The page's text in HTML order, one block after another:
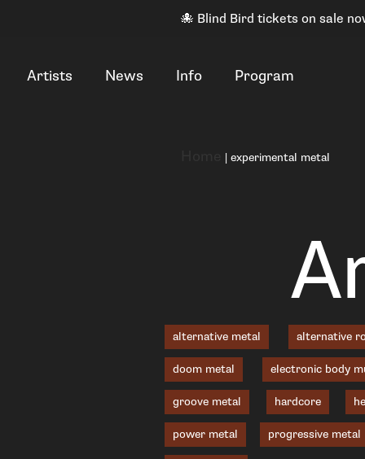
🐙 Blind Bird tickets on sale
Artists News Info Program
| experimental metal
alternative metal alternative
doom metal electronic body
groove metal hardcore
power metal progressive metal